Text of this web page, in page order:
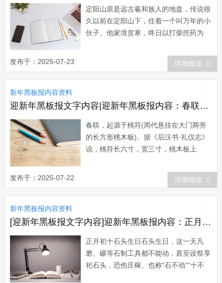
定阳山原是远古羲和族人的地盘，传说很
久以前在定阳山下，住着一个叫万年的小
伙子。他家境贫寒，终日以打柴挖药为
种田的节气，常误了时令。万年是个有心
计的青年，他决心把节令定准。一天，万
年上山打柴，坐在树下歇息时，看到树影
的移动，受到了启发。他就制了一个日
晷，测日影来...
发布于：2025-07-23 详细阅读
新年黑板报内容资料
迎新年黑板报文字内容|迎新年黑板报内容：春联的来历
春联，起源于桃符(周代悬挂在大门两旁
的长方形桃木板)。据《后汉书·礼仪志》
说，桃符长六寸，宽三寸，桃木板上
符著户，名仙木，百鬼所畏。”所以，清
发布于：2025-07-22 详细阅读
新年黑板报内容资料
[迎新年黑板报文字内容]迎新年黑板报内容：正月初十石头生日
正月初十石头生日石头生日，这一天凡
磨、碾等石制工具都不能动，甚至设祭享
祀石头，恐伤庄稼。也称“石不动”“十不